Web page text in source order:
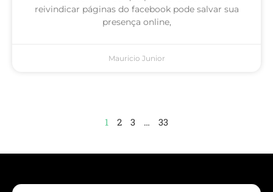
reivindicar páginas do facebook pode salvar sua
presença online,
Mauricio Junior
1 2 3 … 33